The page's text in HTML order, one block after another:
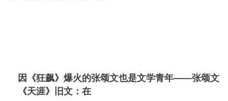
因《狂飙》爆火的张颂文也是文学青年——张颂文
《天涯》旧文：在